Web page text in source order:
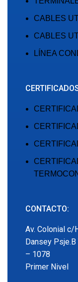
CABLES
CABLES
LÍNEA
CONTACTO:
Av. Colonial c/
Dansey
– 1078
Primer Nivel